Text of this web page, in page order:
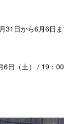
31 日から6月6日
6日（土） / 19 ： 00